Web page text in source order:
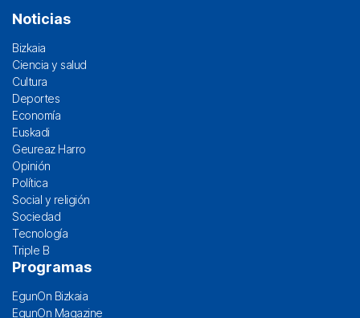
Noticias
Bizkaia
Ciencia y salud
Cultura
Deportes
Economía
Euskadi
Geureaz Harro
Opinión
Política
Social y religión
Sociedad
Tecnología
Triple B
Programas
EgunOn Bizkaia
EgunOn Magazine